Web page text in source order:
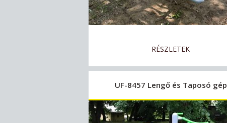
RÉSZLETEK
UF-8457 Lengő és Taposó gép